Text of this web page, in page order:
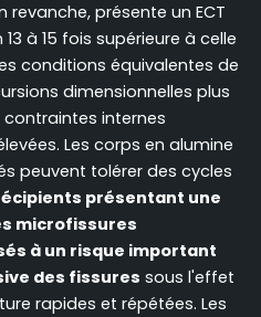
revanche, présente un ECT
à 15 fois supérieure à celle
conditions équivalentes de
dimensionnelles plus
internes
Les corps en alumine
peuvent tolérer des cycles
présentant une
microfissures
à un risque important
des fissures sous l'effet
rapides et répétées. Les